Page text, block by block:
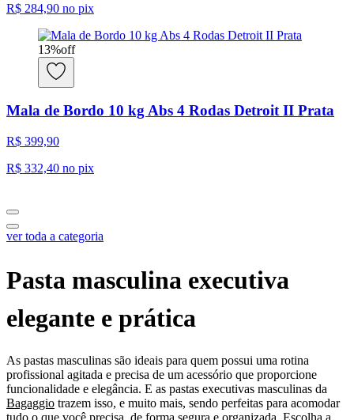
R$ 284,90 no pix
13%off
Mala de Bordo 10 kg Abs 4 Rodas Detroit II Prata
R$ 399,90
R$ 332,40 no pix
ver toda a categoria
Pasta masculina executiva
elegante e prática
As pastas masculinas são ideais para quem possui uma rotina
profissional agitada e precisa de um acessório que proporcione
funcionalidade e elegância. E as pastas executivas masculinas da
Bagaggio trazem isso, e muito mais, sendo perfeitas para acomodar
tudo o que você precisa, de forma segura e organizada. Escolha a